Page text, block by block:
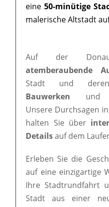
eine 50-minütige
malerische Altstadt
Auf der
atemberaubende
Stadt und
Bauwerken und
Unsere Durchsagen
halten Sie über
Detailsauf dem
Erleben Sie die
auf eine einzigartige
Ihre Stadtrundfahrt
Stadt aus einer